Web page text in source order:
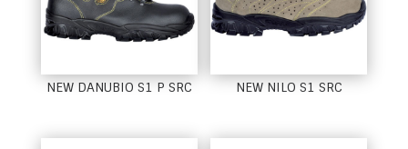
NEW DANUBIO S1 P SRC NEW NILO S1 SRC